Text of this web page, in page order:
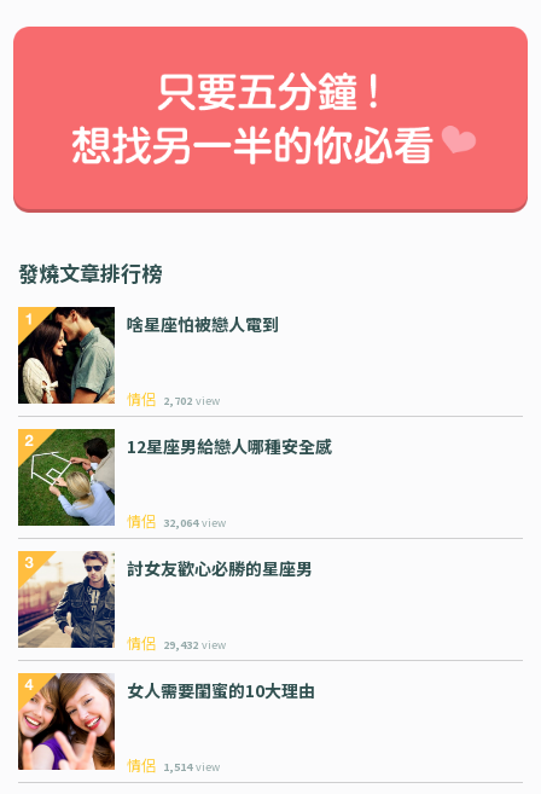
發燒文章排行榜
啥星座怕被戀人電到
情侶 2,702 view
12星座男給戀人哪種安全感
情侶 32,064 view
討女友歡心必勝的星座男
情侶 29,432 view
女人需要閨蜜的10大理由
情侶 1,514 view